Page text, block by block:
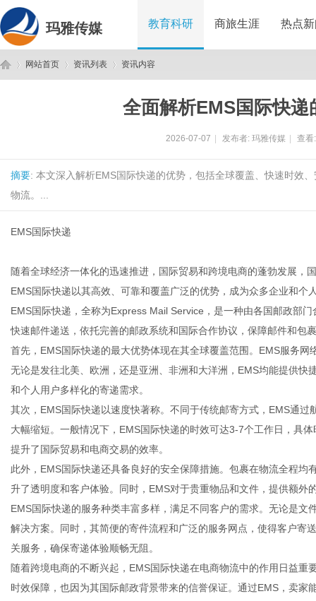
玛雅传媒 教育科研 商旅生涯 热点
网站首页 资讯列表 资讯内容
全面解析EMS国际快
2026-07-07 发布者: 玛雅传媒 查
摘要: 本文深入解析EMS国际快递的优势，包括全球覆盖、快速时效
物流。...
EMS国际快递
随着全球经济一体化的迅速推进，国际贸易和跨境电商的蓬勃发展，
EMS国际快递以其高效、可靠和覆盖广泛的优势，成为众多企业和个
EMS国际快递，全称为Express Mail Service，是一种由各国邮政部
快速邮件递送，依托完善的邮政系统和国际合作协议，保障邮件和包
首先，EMS国际快递的最大优势体现在其全球覆盖范围。EMS服务
无论是发往北美、欧洲，还是亚洲、非洲和大洋洲，EMS均能提供
和个人用户多样化的寄递需求。
其次，EMS国际快递以速度快著称。不同于传统邮寄方式，EMS通
大幅缩短。一般情况下，EMS国际快递的时效可达3-7个工作日，具
提升了国际贸易和电商交易的效率。
此外，EMS国际快递还具备良好的安全保障措施。包裹在物流全程
升了透明度和客户体验。同时，EMS对于贵重物品和文件，提供额外
EMS国际快递的服务种类丰富多样，满足不同客户的需求。无论是
解决方案。同时，其简便的寄件流程和广泛的服务网点，使得客户寄
关服务，确保寄递体验顺畅无阻。
随着跨境电商的不断兴起，EMS国际快递在电商物流中的作用日益
时效保障，也因为其国际邮政背景带来的信誉保证。通过EMS，卖